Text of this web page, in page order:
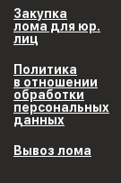
Закупка
лома для юр.
лиц
Политика
в отношении
обработки
персональных
данных
Вывоз лома